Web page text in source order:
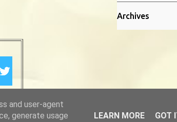
Archives
and user-agent
generate usage
LEARN MORE GOT